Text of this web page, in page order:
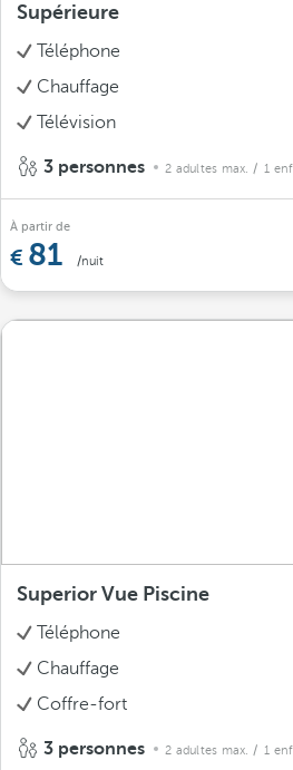
Supérieure
Téléphone
Chauffage
Télévision
3 personnes 2 adultes max. / 1
À partir de
81 /nuit
Superior Vue Piscine
Téléphone
Chauffage
Coffre-fort
3 personnes 2 adultes max. / 1